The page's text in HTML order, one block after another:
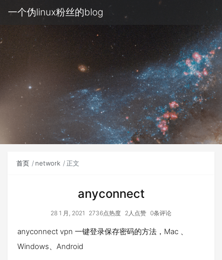
一个伪linux粉丝的blog
首页 network 正文
anyconnect
28 1 月, 2021 2736点热度 2人点赞 0条评论
anyconnect vpn 一键登录保存密码的方法，Mac 、
Windows、Android